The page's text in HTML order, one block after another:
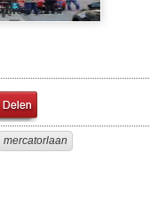
Pin
It!
mercatorlaan